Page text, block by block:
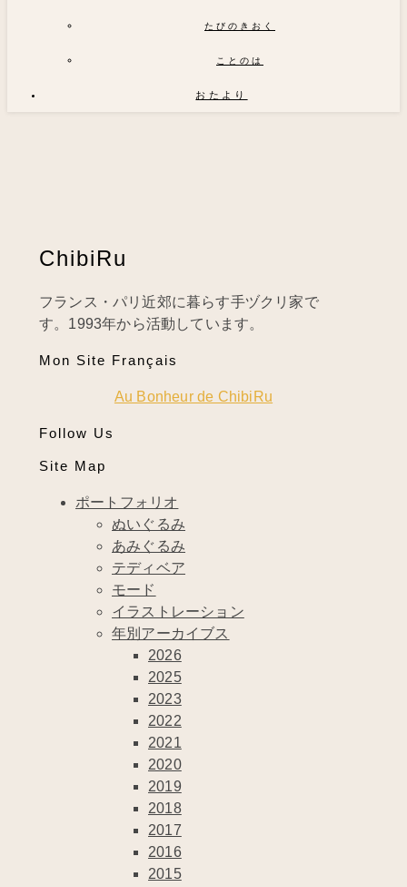
たびのきおく
ことのは
おたより
ChibiRu
フランス・パリ近郊に暮らす手ヅクリ家で
す。1993年から活動しています。
Mon Site Français
Au Bonheur de ChibiRu
Follow Us
Site Map
ポートフォリオ
ぬいぐるみ
あみぐるみ
テディベア
モード
イラストレーション
年別アーカイブス
2026
2025
2023
2022
2021
2020
2019
2018
2017
2016
2015